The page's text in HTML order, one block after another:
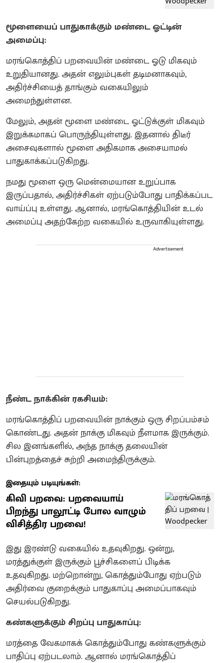
மூளையைப் பாதுகாக்கும் மண்டை ஓட்டின்
அமைப்பு:
மரங்கொத்திப் பறவையின் மண்டை ஓடு மிகவும்
உறுதியானது. அதன் எலும்புகள் தடிமனாகவும்,
அதிர்ச்சியைத் தாங்கும் வகையிலும்
அமைந்துள்ளன.
மேலும், அதன் மூளை மண்டை ஓட்டுக்குள் மிகவும்
இறுக்கமாகப் பொருந்தியுள்ளது. இதனால் திடீர்
அசைவுகளால் மூளை அதிகமாக அசையாமல்
பாதுகாக்கப்படுகிறது.
நமது மூளை ஒரு மென்மையான உறுப்பாக
இருப்பதால், அதிர்ச்சிகள் ஏற்படும்போது பாதிக்கப்பட
வாய்ப்பு உள்ளது. ஆனால், மரங்கொத்தியின் உடல்
அமைப்பு அதற்கேற்ற வகையில் உருவாகியுள்ளது.
Advertisement
நீண்ட நாக்கின் ரகசியம்:
மரங்கொத்திப் பறவையின் நாக்கும் ஒரு சிறப்பம்சம்
கொண்டது. அதன் நாக்கு மிகவும் நீளமாக இருக்கும்.
சில இனங்களில், அந்த நாக்கு தலையின்
பின்புறத்தைச் சுற்றி அமைந்திருக்கும்.
இதையும் படியுங்கள்:
கிவி பறவை: பறவையாய்
பிறந்து பாலூட்டி போல வாழும்
விசித்திர பறவை!
இது இரண்டு வகையில் உதவுகிறது. ஒன்று,
மரத்துக்குள் இருக்கும் பூச்சிகளைப் பிடிக்க
உதவுகிறது. மற்றொன்று, கொத்தும்போது ஏற்படும்
அதிர்வை குறைக்கும் பாதுகாப்பு அமைப்பாகவும்
செயல்படுகிறது.
கண்களுக்கும் சிறப்பு பாதுகாப்பு:
மரத்தை வேகமாகக் கொத்தும்போது கண்களுக்கும்
பாதிப்பு ஏற்படலாம். ஆனால் மரங்கொத்திப்